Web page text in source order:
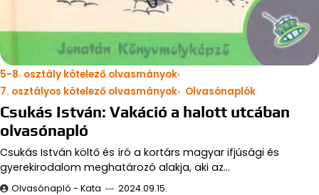
5-8. osztály kötelező olvasmányok
7. osztályos kötelező olvasmányok
Olvasónaplók
Csukás István: Vakáció a halott utcában
olvasónapló
Csukás István költő és író a kortárs magyar ifjúsági és
gyerekirodalom meghatározó alakja, aki az…
Olvasónapló - Kata 2024.09.15.